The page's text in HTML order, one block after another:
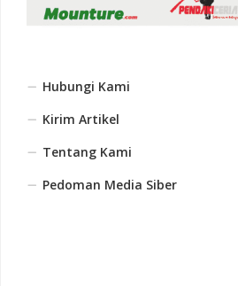
Hubungi Kami
Kirim Artikel
Tentang Kami
Pedoman Media Siber